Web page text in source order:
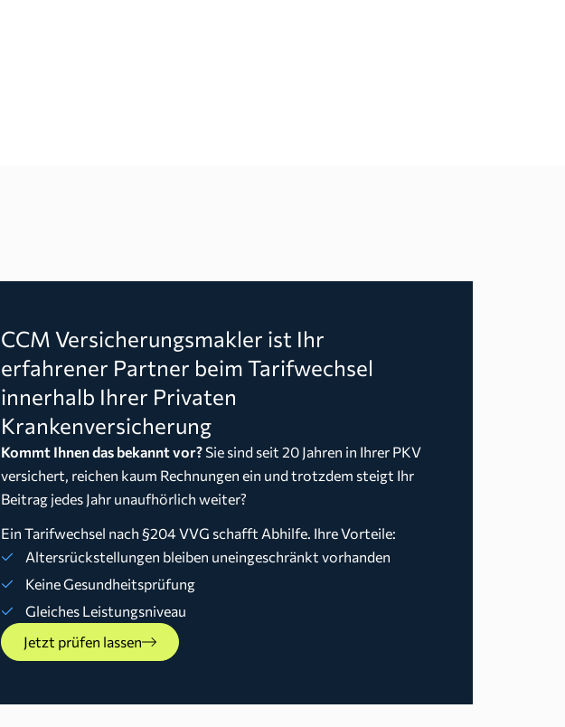
CCM Versicherungsmakler ist Ihr
erfahrener Partner beim Tarifwechsel
innerhalb Ihrer Privaten
Krankenversicherung
Kommt Ihnen das bekannt vor? Sie sind seit 20 Jahren in Ihrer PKV
versichert, reichen kaum Rechnungen ein und trotzdem steigt Ihr
Beitrag jedes Jahr unaufhörlich weiter?
Ein Tarifwechsel nach §204 VVG schafft Abhilfe. Ihre Vorteile:
Altersrückstellungen bleiben uneingeschränkt vorhanden
Keine Gesundheitsprüfung
Gleiches Leistungsniveau
Jetzt prüfen lassen